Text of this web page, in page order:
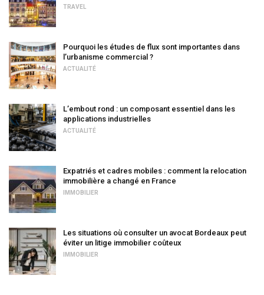
TRAVEL
Pourquoi les études de flux sont importantes dans
l’urbanisme commercial ?
ACTUALITÉ
L’embout rond : un composant essentiel dans les
applications industrielles
ACTUALITÉ
Expatriés et cadres mobiles : comment la relocation
immobilière a changé en France
IMMOBILIER
Les situations où consulter un avocat Bordeaux peut
éviter un litige immobilier coûteux
IMMOBILIER